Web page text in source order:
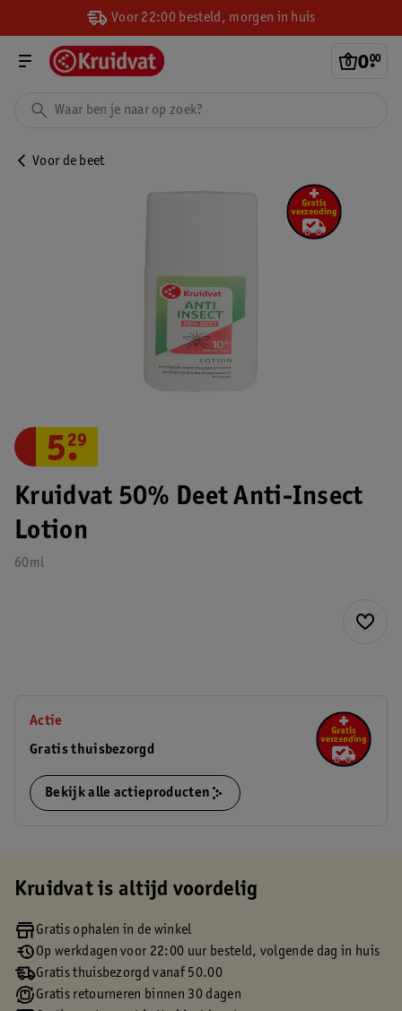
Voor 22:00 besteld, morgen in huis
0.
00
Voor de beet
Kruidvat 50% Deet Anti-Insect
Lotion
60ml
5.
29
Actie
Gratis thuisbezorgd
Bekijk alle actieproducten
Kruidvat is altijd voordelig
Gratis ophalen in de winkel
Op werkdagen voor 22:00 uur besteld, volgende dag in huis
Gratis thuisbezorgd vanaf 50.00
Gratis retourneren binnen 30 dagen